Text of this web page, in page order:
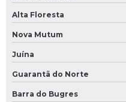
Alta Floresta
Nova Mutum
Juína
Guarantã do Norte
Barra do Bugres